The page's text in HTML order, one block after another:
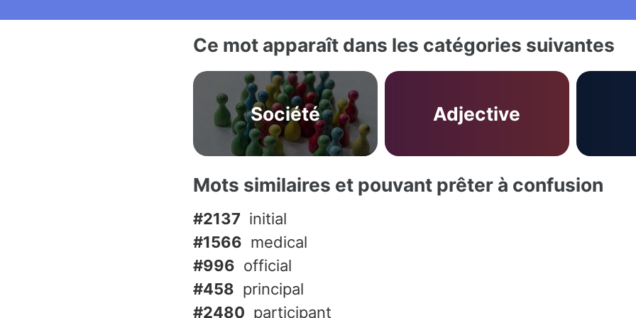
Ce mot apparaît dans les catégories suivantes
Société Adjective
Mots similaires et pouvant prêter à confusion
#2137 initial
#1566 medical
#996 official
#458 principal
#2480 participant